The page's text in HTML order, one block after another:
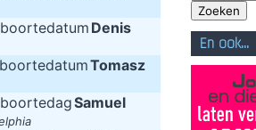
You Been Kind Today? Make Kindness
Operandi And Change Your World~ Annie
~ Rue Rapide
of sorts. I love women so much, and I
Denis
Tomasz
Samuel
En ook...